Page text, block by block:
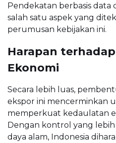
Pendekatan berbasis data
salah satu aspek yang
perumusan kebijakan ini.
Harapan
Ekonomi
Secara lebih luas,
ekspor ini mencerminkan
memperkuat kedaulatan
Dengan kontrol yang
daya alam, Indonesia